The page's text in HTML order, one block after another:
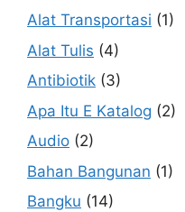
Alat Transportasi (1)
Alat Tulis (4)
Antibiotik (3)
Apa Itu E Katalog (2)
Audio (2)
Bahan Bangunan (1)
Bangku (14)